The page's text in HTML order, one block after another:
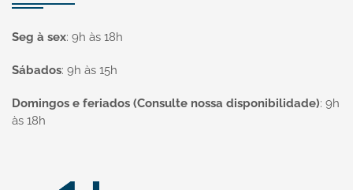
Seg à sex: 9h às 18h
Sábados: 9h às 15h
Domingos e feriados (Consulte nossa disponibilidade): 9h
às 18h